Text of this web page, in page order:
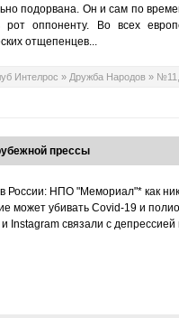
подорвана. Он и сам по
рот оппоненту. Во всех
отщепенцев...
Интелрос » Дружба Народов »
прессы
России: НПО "Мемориал"* как
может убивать Covid-19 и
Instagram связали с